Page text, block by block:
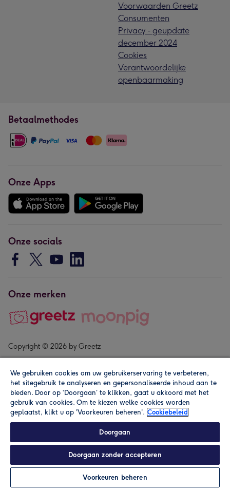
Personaliseren
Voorwaarden Greetz
Consumenten
Privacy - geupdate
december 2024
Cookies
Verantwoordelijke
openbaarmaking
Betaalmethodes
Onze Apps
Onze socials
Onze merken
Copyright © 2026 by Greetz
Alle prijzen zijn inclusief btw en andere heffingen. Lees de
We gebruiken cookies om uw gebruikerservaring te verbeteren,
het sitegebruik te analyseren en gepersonaliseerde inhoud aan te
bieden. Door op ‘Doorgaan’ te klikken, gaat u akkoord met het
gebruik van cookies. Om te kiezen welke cookies worden
geplaatst, klikt u op 'Voorkeuren beheren'. Cookiebeleid
Doorgaan
Doorgaan zonder accepteren
Voorkeuren beheren